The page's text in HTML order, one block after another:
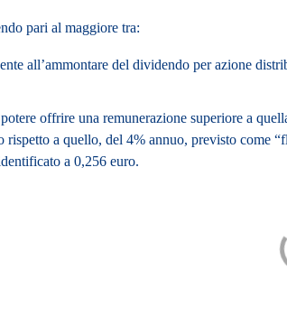
pari al maggiore tra:
all’ammontare del dividendo per azione
offrire una remunerazione superiore a
rispetto a quello, del 4% annuo, previsto
a 0,256 euro.